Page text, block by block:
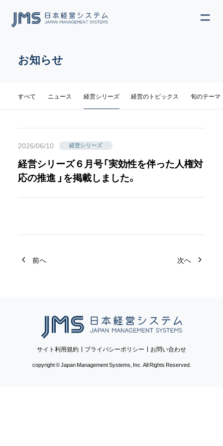
お知らせ
カテゴリすべて ニュース 経営シリーズ 経営のトピックス 旬のテーマ
2026/06/10 経営シリーズ
経営シリーズ６月号「実効性を伴った人権対
応の推進 」を掲載しました。
前へ 次へ
日本経営システム
サイト利用規約 プライバシーポリシー お問い合わせ
copyright © Japan Management Systems, Inc. All Rights Reserved.